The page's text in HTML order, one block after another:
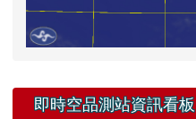
右邊區域內容
即時空品測站資訊看板